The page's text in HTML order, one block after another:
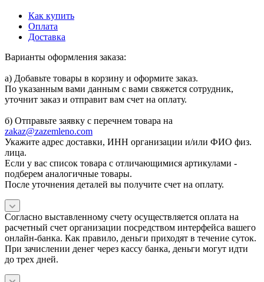
Как купить
Оплата
Доставка
Варианты оформления заказа:
а) Добавьте товары в корзину и оформите заказ.
По указанным вами данным с вами свяжется сотрудник,
уточнит заказ и отправит вам счет на оплату.
б) Отправьте заявку с перечнем товара на
zakaz@zazemleno.com
Укажите адрес доставки, ИНН организации и/или ФИО физ.
лица.
Если у вас список товара с отличающимися артикулами -
подберем аналогичные товары.
После уточнения деталей вы получите счет на оплату.
Согласно выставленному счету осуществляется оплата на
расчетный счет организации посредством интерфейса вашего
онлайн-банка. Как правило, деньги приходят в течение суток.
При зачислении денег через кассу банка, деньги могут идти
до трех дней.